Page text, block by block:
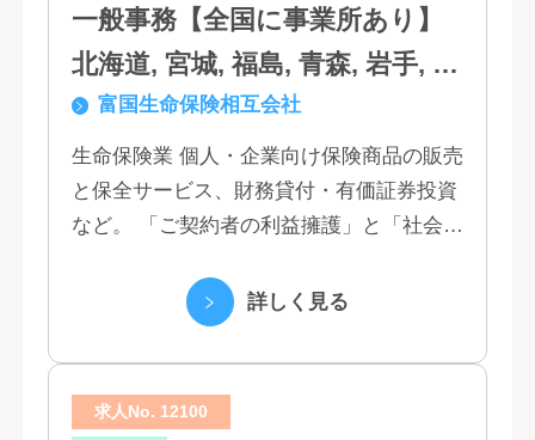
一般事務【全国に事業所あり】
北海道, 宮城, 福島, 青森, 岩手, 秋
田, 山形, 東京, 神奈川, 千葉, 埼
玉, 茨城, 栃木, 群馬, 新潟, 石川,
富山, 福井, 長野, 山梨, 愛知, 静
岡, 三重, 岐阜, 大阪, 京都, 兵庫,
滋賀, 奈良, 和歌山, 広島, 岡山, 山
口, 鳥取, 島根, 香川, 愛媛, 徳島,
高知, 福岡, 長崎, 熊本, 鹿児島, 大
分, 宮崎, 佐賀, 沖縄
富国生命保険相互会社
生命保険業 個人・企業向け保険商品の販売
と保全サービス、財務貸付・有価証券投資
など。 「ご契約者の利益擁護」と「社会へ
づく「お客さま基点」をスローガンに掲
詳しく見る
求人No. 12100